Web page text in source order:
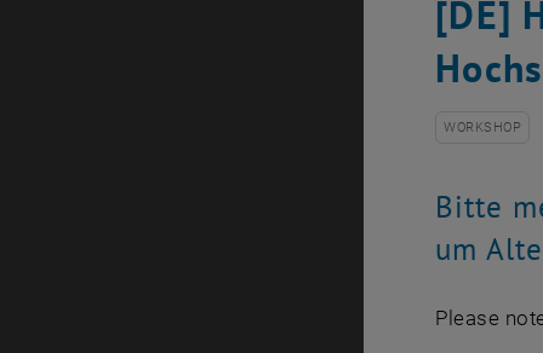
[DE]
WORKSHOP
Bitte
um
Please